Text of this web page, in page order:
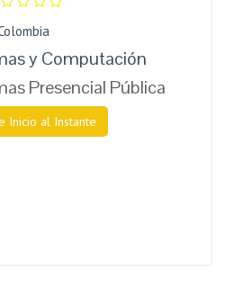
y Computación
Presencial Pública
Inicio al Instante